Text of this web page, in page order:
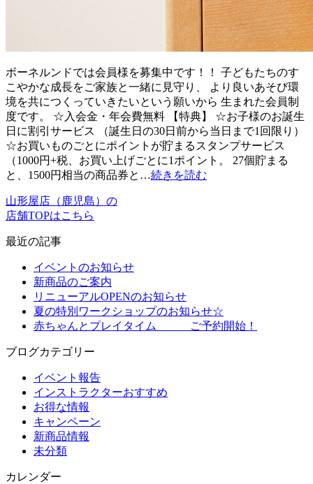
ボーネルンドでは会員様を募集中です！！ 子どもたちのす
こやかな成長をご家族と一緒に見守り、 より良いあそび環
境を共につくっていきたいという願いから 生まれた会員制
度です。 ☆入会金・年会費無料 【特典】 ☆お子様のお誕生
日に割引サービス （誕生日の30日前から当日まで1回限り）
☆お買いものごとにポイントが貯まるスタンプサービス
（1000円+税、お買い上げごとに1ポイント。 27個貯まる
と、1500円相当の商品券と…続きを読む
山形屋店（鹿児島）の
店舗TOPはこちら
最近の記事
イベントのお知らせ
新商品のご案内
リニューアルOPENのお知らせ
夏の特別ワークショップのお知らせ☆
赤ちゃんとプレイタイム ご予約開始！
ブログカテゴリー
イベント報告
インストラクターおすすめ
お得な情報
キャンペーン
新商品情報
未分類
カレンダー